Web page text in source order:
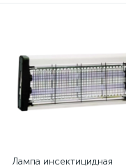
Лампа инсектицидная